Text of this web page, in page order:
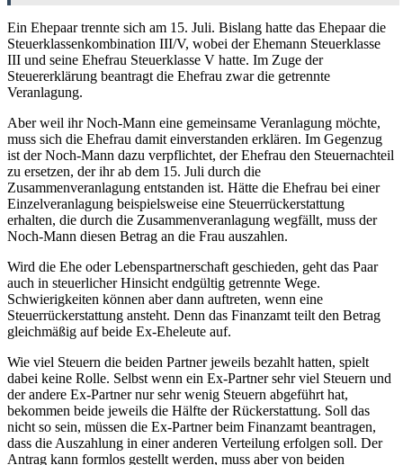
Ein Ehepaar trennte sich am 15. Juli. Bislang hatte das Ehepaar die
Steuerklassenkombination III/V, wobei der Ehemann Steuerklasse
III und seine Ehefrau Steuerklasse V hatte. Im Zuge der
Steuererklärung beantragt die Ehefrau zwar die getrennte
Veranlagung.
Aber weil ihr Noch-Mann eine gemeinsame Veranlagung möchte,
muss sich die Ehefrau damit einverstanden erklären. Im Gegenzug
ist der Noch-Mann dazu verpflichtet, der Ehefrau den Steuernachteil
zu ersetzen, der ihr ab dem 15. Juli durch die
Zusammenveranlagung entstanden ist. Hätte die Ehefrau bei einer
Einzelveranlagung beispielsweise eine Steuerrückerstattung
erhalten, die durch die Zusammenveranlagung wegfällt, muss der
Noch-Mann diesen Betrag an die Frau auszahlen.
Wird die Ehe oder Lebenspartnerschaft geschieden, geht das Paar
auch in steuerlicher Hinsicht endgültig getrennte Wege.
Schwierigkeiten können aber dann auftreten, wenn eine
Steuerrückerstattung ansteht. Denn das Finanzamt teilt den Betrag
gleichmäßig auf beide Ex-Eheleute auf.
Wie viel Steuern die beiden Partner jeweils bezahlt hatten, spielt
dabei keine Rolle. Selbst wenn ein Ex-Partner sehr viel Steuern und
der andere Ex-Partner nur sehr wenig Steuern abgeführt hat,
bekommen beide jeweils die Hälfte der Rückerstattung. Soll das
nicht so sein, müssen die Ex-Partner beim Finanzamt beantragen,
dass die Auszahlung in einer anderen Verteilung erfolgen soll. Der
Antrag kann formlos gestellt werden, muss aber von beiden